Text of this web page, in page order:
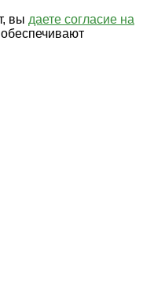
вы даете согласие на